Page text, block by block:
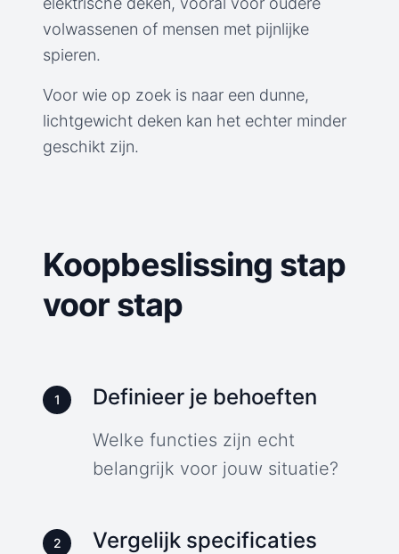
volwassenen of mensen met pijnlijke
spieren.
Voor wie op zoek is naar een dunne,
lichtgewicht deken kan het echter minder
geschikt zijn.
Koopbeslissing stap
voor stap
1 Definieer je behoeften
Welke functies zijn echt
belangrijk voor jouw situatie?
2 Vergelijk specificaties